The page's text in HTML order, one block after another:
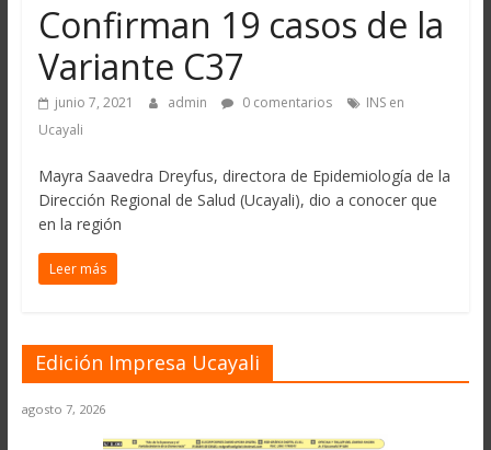
Confirman 19 casos de la
Variante C37
junio 7, 2021 admin 0 comentarios
INS en
Ucayali
Mayra Saavedra Dreyfus, directora de Epidemiología de la
Dirección Regional de Salud (Ucayali), dio a conocer que
en la región
Leer más
Edición Impresa Ucayali
agosto 7, 2026